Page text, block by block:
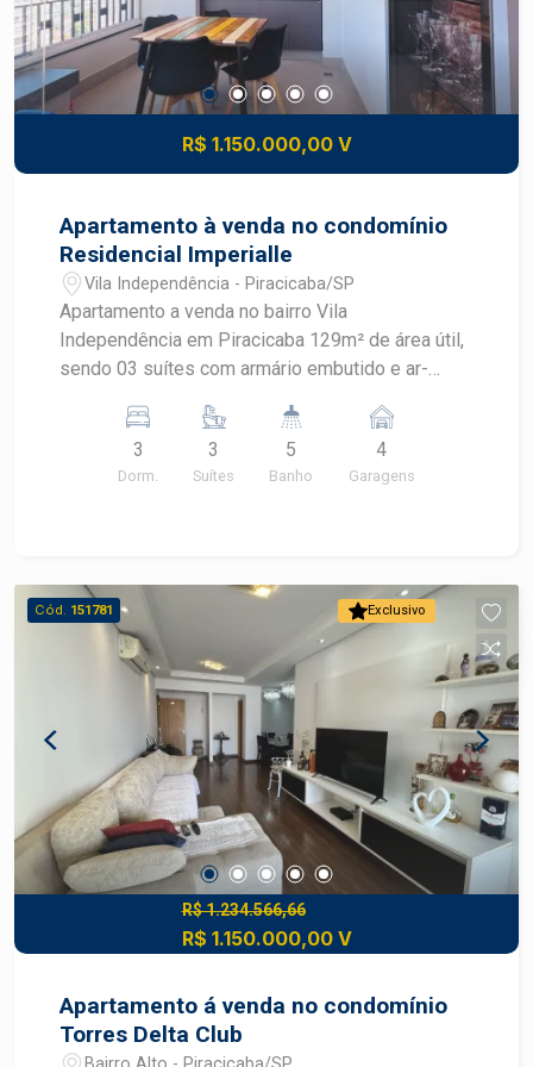
família todo Cada detalhe deste projeto foi
pensado para quem valoriza a praticidade de
cotidiano, o charme da localização e a vista
perfeita para o Rio Piracicaba.
R$ 1.150.000,00 V
Apartamento à venda no condomínio
Residencial Imperialle
Vila Independência - Piracicaba/SP
Apartamento a venda no bairro Vila
Independência em Piracicaba 129m² de área útil,
sendo 03 suítes com armário embutido e ar-
varanda gourmet com fechamento de vidro.
Cozinha planejada, lavanderia com armário
embutido, banheiro de serviço. Este apartamento
visita!
3
Dorm.
3
Suítes
5
Banho
4
Garagens
Exclusivo
Cód. 151781
R$ 1.234.566,66
R$ 1.150.000,00 V
Apartamento á venda no condomínio
Torres Delta Club